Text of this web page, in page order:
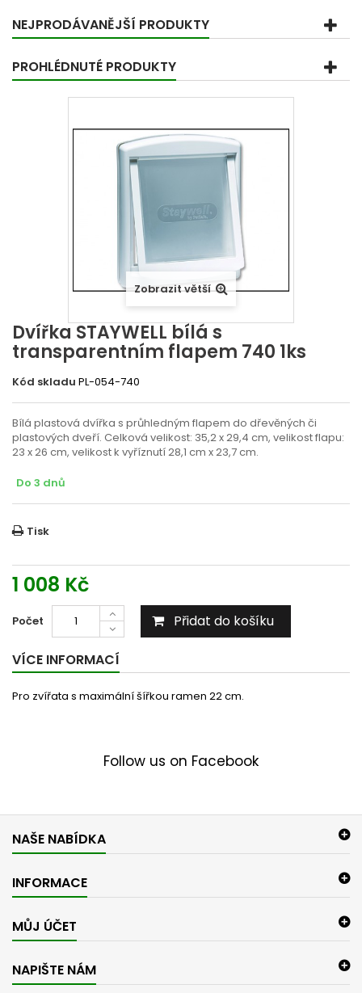
NEJPRODÁVANĚJŠÍ PRODUKTY
PROHLÉDNUTÉ PRODUKTY
Zobrazit větší
Dvířka STAYWELL bílá s
transparentním flapem 740 1ks
Kód skladu PL-054-740
Bílá plastová dvířka s průhledným flapem do dřevěných či
plastových dveří. Celková velikost: 35,2 x 29,4 cm, velikost flapu:
23 x 26 cm, velikost k vyříznutí 28,1 cm x 23,7 cm.
Do 3 dnů
Tisk
1 008 Kč
Počet Přidat do košíku
VÍCE INFORMACÍ
Pro zvířata s maximální šířkou ramen 22 cm.
Follow us on Facebook
NAŠE NABÍDKA
INFORMACE
MŮJ ÚČET
NAPIŠTE NÁM